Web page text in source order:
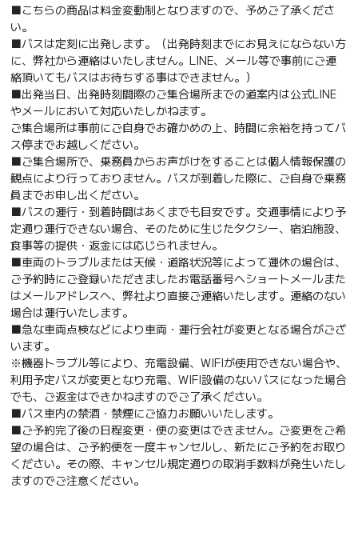
■こちらの商品は料金変動制となりますので、予めご了承くださ
い。
■バスは定刻に出発します。（出発時刻までにお見えにならない方
に、弊社から連絡はいたしません。LINE、メール等で事前にご連
絡頂いてもバスはお待ちする事はできません。）
■出発当日、出発時刻間際のご集合場所までの道案内は公式LINE
やメールにおいて対応いたしかねます。
ご集合場所は事前にご自身でお確かめの上、時間に余裕を持ってバ
ス停までお越しください。
■ご集合場所で、乗務員からお声がけをすることは個人情報保護の
観点により行っておりません。バスが到着した際に、ご自身で乗務
員までお申し出ください。
■バスの運行・到着時間はあくまでも目安です。交通事情により予
定通り運行できない場合、そのために生じたタクシー、宿泊施設、
食事等の提供・返金には応じられません。
■車両のトラブルまたは天候・道路状況等によって運休の場合は、
ご予約時にご登録いただきましたお電話番号へショートメールまた
はメールアドレスへ、弊社より直接ご連絡いたします。連絡のない
場合は運行いたします。
■急な車両点検などにより車両・運行会社が変更となる場合がござ
います。
※機器トラブル等により、充電設備、WIFIが使用できない場合や、
利用予定バスが変更となり充電、WIFI設備のないバスになった場合
でも、ご返金はできかねますのでご了承ください。
■バス車内の禁酒・禁煙にご協力お願いいたします。
■ご予約完了後の日程変更・便の変更はできません。ご変更をご希
望の場合は、ご予約便を一度キャンセルし、新たにご予約をお取り
ください。その際、キャンセル規定通りの取消手数料が発生いたし
ますのでご注意ください。